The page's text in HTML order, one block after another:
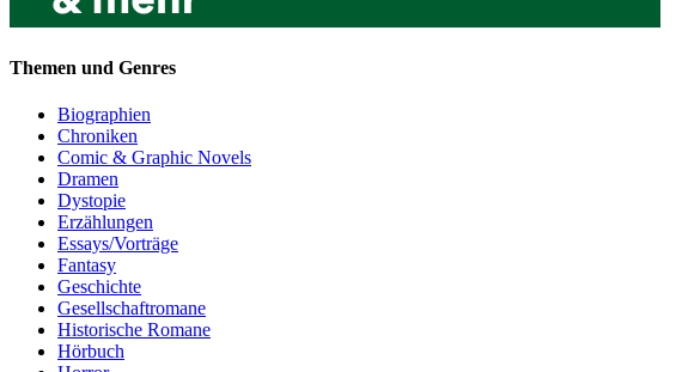
Themen und Genres
Biographien
Chroniken
Comic & Graphic Novels
Dramen
Dystopie
Erzählungen
Essays/Vorträge
Fantasy
Geschichte
Gesellschaftromane
Historische Romane
Hörbuch